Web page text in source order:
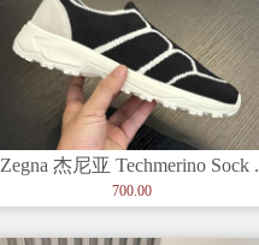
Zegna 杰尼亚 Techmerino Sock .
700.00